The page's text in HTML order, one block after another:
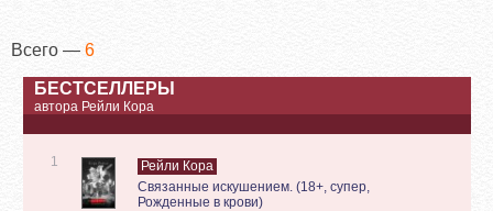
Всего — 6
БЕСТСЕЛЛЕРЫ
автора Рейли Кора
1
Рейли Кора
Связанные искушением. (18+, супер,
Рожденные в крови)